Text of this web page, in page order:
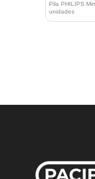
Pila PHILIPS
unidades